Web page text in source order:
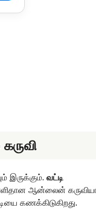
இருக்கும். வட்டி
ஆன்லைன்
கணக்கிடுகிறது.